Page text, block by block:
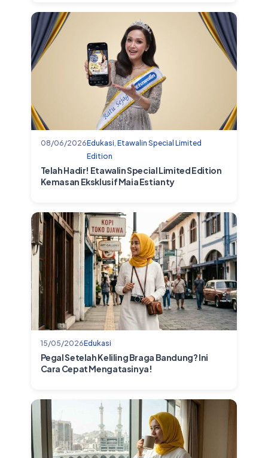
08/06/2026Edukasi, Etawalin Special Limited
Edition
Telah Hadir! Etawalin Special Limited Edition
Kemasan Eksklusif Maia Estianty
15/05/2026Edukasi
Pegal Setelah Keliling Braga Bandung? Ini
Cara Cepat Mengatasinya!